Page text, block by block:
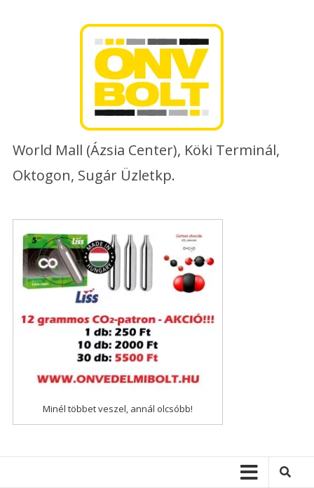
World Mall (Ázsia Center), Köki Terminál,
Oktogon, Sugár Üzletkp.
Minél többet veszel, annál olcsóbb!